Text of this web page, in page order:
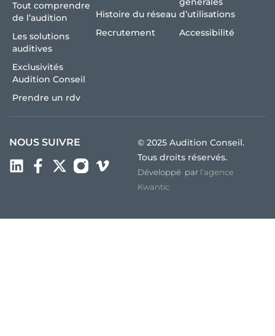
Tout comprendre
de l’audition
Les solutions
auditives
Exclusivités
Audition Conseil
Prendre un rdv
Histoire du réseau
Recrutement
d’utilisations
Accessibilité
NOUS SUIVRE
© 2025 Audition Conseil.
Tous droits réservés.
Développé par l’agence
Kwantic